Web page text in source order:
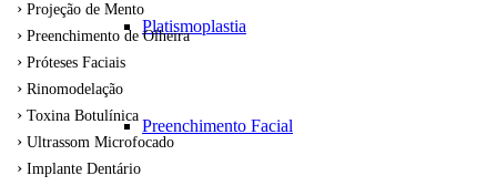
Platismoplastia
Preenchimento Facial
Projeção de Mento
Preenchimento de Olheira
Próteses Faciais
Rinomodelação
Toxina Botulínica
Ultrassom Microfocado
Implante Dentário